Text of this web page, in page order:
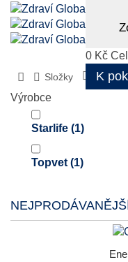
0 Kč
K
Složky Pupalka
Výrobce
Starlife (1)
Topvet (1)